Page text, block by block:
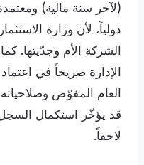
(لآخر سنة مالية)
دولياً، لأن وزارة
الشركة الأم وجدّيتها.
الإدارة صريحاً في
العام المفوّض
قد يؤخّر استكمال
لاحقاً.